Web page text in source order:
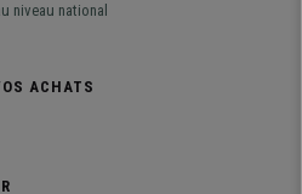
niveau national
ACHATS